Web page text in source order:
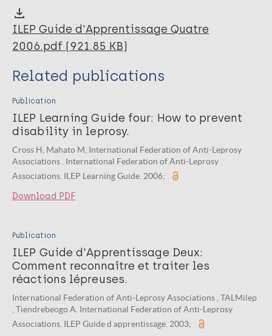
ILEP Guide d'Apprentissage Quatre
2006.pdf (921.85 KB)
Related publications
Publication
ILEP Learning Guide four: How to prevent
disability in leprosy.
Cross H, Mahato M, International Federation of Anti-Leprosy
Associations . International Federation of Anti-Leprosy
Associations. ILEP Learning Guide. 2006;
Download PDF
Publication
ILEP Guide d'Apprentissage Deux:
Comment reconnaître et traiter les
réactions lépreuses.
International Federation of Anti-Leprosy Associations , TALMilep
, Tiendrebeogo A. International Federation of Anti-Leprosy
Associations. ILEP Guide d apprentissage. 2003;